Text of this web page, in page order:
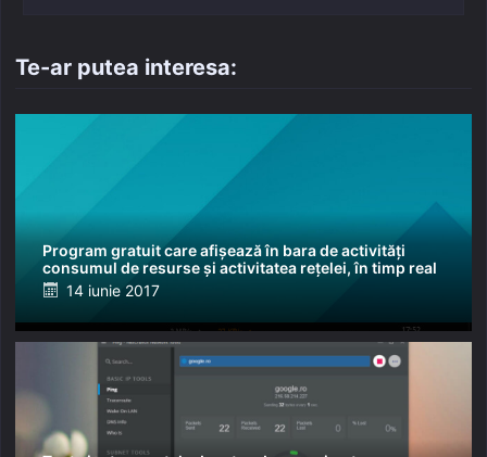
Te-ar putea interesa:
Program gratuit care afișează în bara de activități
consumul de resurse și activitatea rețelei, în timp real
Posted
on
14 iunie 2017